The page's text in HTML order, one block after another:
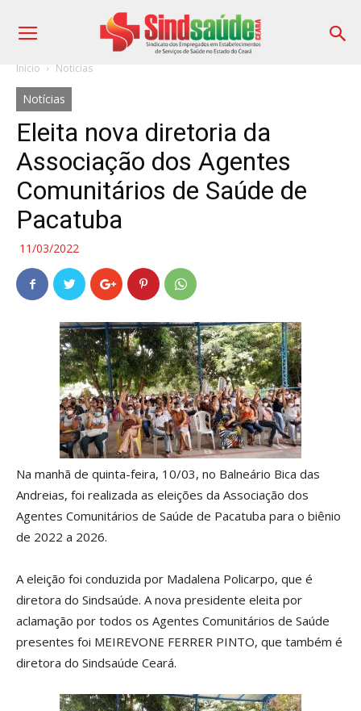
Início Notícias
Notícias
Eleita nova diretoria da
Associação dos Agentes
Comunitários de Saúde de
Pacatuba
11/03/2022
Na manhã de quinta-feira, 10/03, no Balneário Bica das
Andreias, foi realizada as eleições da Associação dos
Agentes Comunitários de Saúde de Pacatuba para o biênio
de 2022 a 2026.
A eleição foi conduzida por Madalena Policarpo, que é
diretora do Sindsaúde. A nova presidente eleita por
aclamação por todos os Agentes Comunitários de Saúde
presentes foi MEIREVONE FERRER PINTO, que também é
diretora do Sindsaúde Ceará.